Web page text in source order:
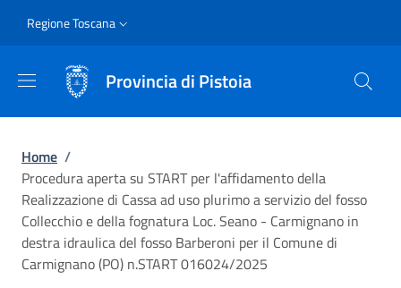
Slim
Regione Toscana
Provincia di Pistoia
Briciole di pane
Home /
Procedura aperta su START per l'affidamento della
Realizzazione di Cassa ad uso plurimo a servizio del fosso
Collecchio e della fognatura Loc. Seano - Carmignano in
destra idraulica del fosso Barberoni per il Comune di
Carmignano (PO) n.START 016024/2025